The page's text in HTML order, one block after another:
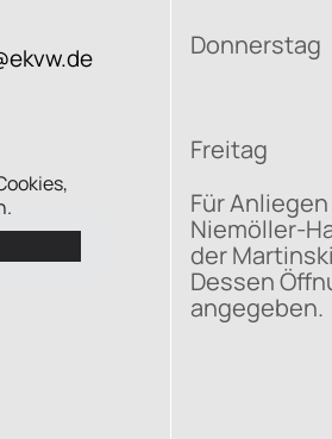
Donnerstag
Freitag
Für
Niemöller-
der
Dessen
angegeben.